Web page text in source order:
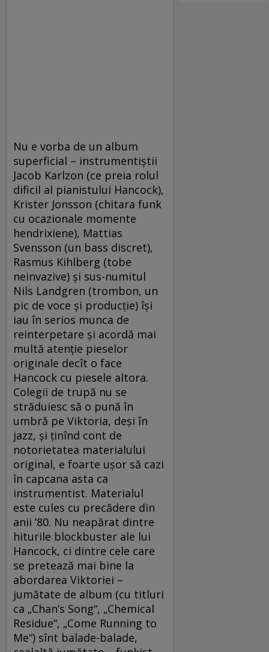
Nu e vorba de un album
superficial – instrumentiştii
Jacob Karlzon (ce preia rolul
dificil al pianistului Hancock),
Krister Jonsson (chitara funk
cu ocazionale momente
hendrixiene), Mattias
Svensson (un bass discret),
Rasmus Kihlberg (tobe
neinvazive) şi sus-numitul
Nils Landgren (trombon, un
pic de voce şi producţie) îşi
iau în serios munca de
reinterpetare şi acordă mai
multă atenţie pieselor
originale decît o face
Hancock cu piesele altora.
Colegii de trupă nu se
străduiesc să o pună în
umbră pe Viktoria, deşi în
jazz, şi ţinînd cont de
notorietatea materialului
original, e foarte uşor să cazi
în capcana asta ca
instrumentist. Materialul
este cules cu precădere din
anii ’80. Nu neapărat dintre
hiturile blockbuster ale lui
Hancock, ci dintre cele care
se pretează mai bine la
abordarea Viktoriei –
jumătate de album (cu titluri
ca „Chan’s Song“, „Chemical
Residue“, „Come Running to
Me“) sînt balade-balade,